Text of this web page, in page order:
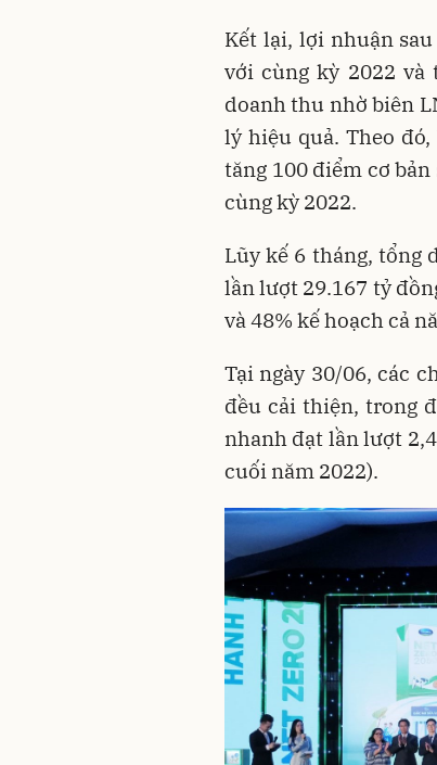
Kết lại, lợi nhuận
với cùng kỳ 2022 và
doanh thu nhờ biên
lý hiệu quả. Theo
tăng 100 điểm cơ
cùng kỳ 2022.
Lũy kế 6 tháng, tổng
lần lượt 29.167 tỷ
và 48% kế hoạch cả
Tại ngày 30/06, các
đều cải thiện, trong
nhanh đạt lần lượt
cuối năm 2022).